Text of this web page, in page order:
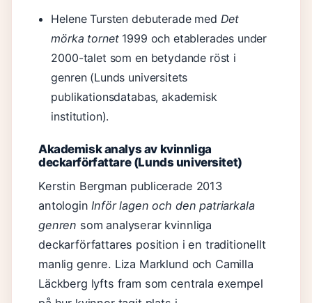
Helene Tursten debuterade med Det
mörka tornet1999 och etablerades under
2000-talet som en betydande röst i
genren (Lunds universitets
publikationsdatabas, akademisk
institution).
Akademisk analys av kvinnliga
deckarförfattare (Lunds universitet)
Kerstin Bergman publicerade 2013
antologinInför lagen och den patriarkala
genren som analyserar kvinnliga
deckarförfattares position i en traditionellt
manlig genre. Liza Marklund och Camilla
Läckberg lyfts fram som centrala exempel